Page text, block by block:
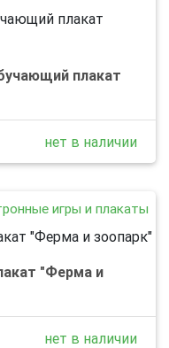
плакат
нет в наличии
игры и плакаты
"Ферма и
нет в наличии